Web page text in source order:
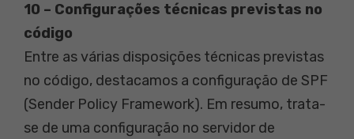
10 – Configurações técnicas previstas no
código
Entre as várias disposições técnicas previstas
no código, destacamos a configuração de SPF
(Sender Policy Framework). Em resumo, trata-
se de uma configuração no servidor de